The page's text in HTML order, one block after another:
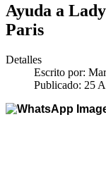
Ayuda a
Paris
Detalles
Escrito por:
Publicado: 25